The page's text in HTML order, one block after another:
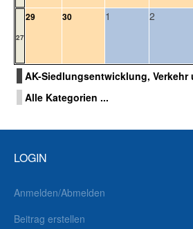
27
29 30 1 2
AK-Siedlungsentwicklung,
Alle Kategorien ...
LOGIN
Anmelden/Abmelden
Beitrag erstellen